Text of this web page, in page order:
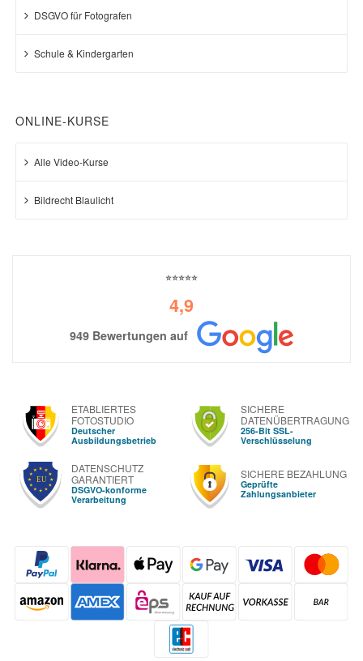
DSGVO für Fotografen
Schule & Kindergarten
ONLINE-KURSE
Alle Video-Kurse
Bildrecht Blaulicht
⭐⭐⭐⭐⭐
4,9
949 Bewertungen auf
ETABLIERTES
FOTOSTUDIO
Deutscher
Ausbildungsbetrieb
SICHERE
DATENÜBERTRAGUNG
256-Bit SSL-
Verschlüsselung
DATENSCHUTZ
GARANTIERT
DSGVO-konforme
Verarbeitung
SICHERE BEZAHLUNG
Geprüfte
Zahlungsanbieter